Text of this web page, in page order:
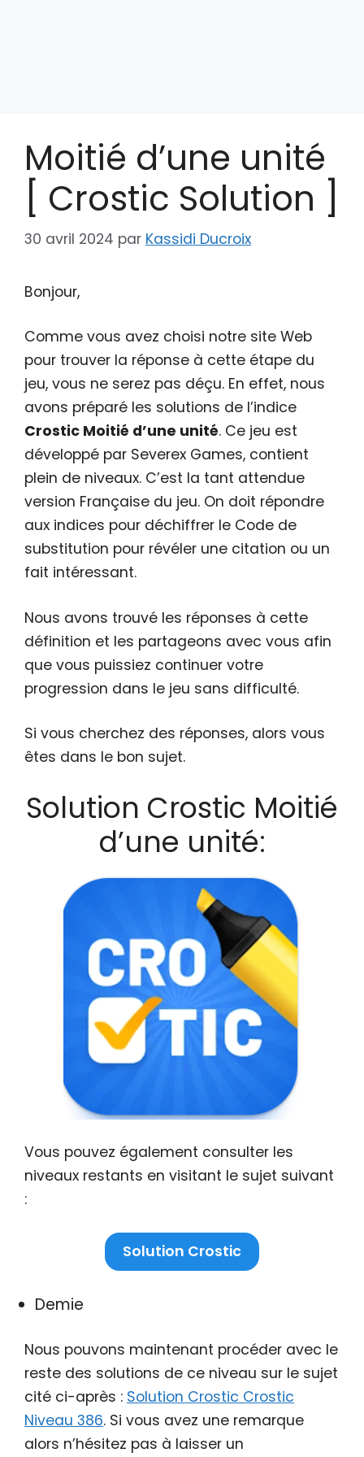
Moitié d’une unité
[ Crostic Solution ]
30 avril 2024 par Kassidi Ducroix
Bonjour,
Comme vous avez choisi notre site Web
pour trouver la réponse à cette étape du
jeu, vous ne serez pas déçu. En effet, nous
avons préparé les solutions de l’indice
Crostic Moitié d’une unité. Ce jeu est
développé par Severex Games, contient
plein de niveaux. C’est la tant attendue
version Française du jeu. On doit répondre
aux indices pour déchiffrer le Code de
substitution pour révéler une citation ou un
fait intéressant.
Nous avons trouvé les réponses à cette
définition et les partageons avec vous afin
que vous puissiez continuer votre
progression dans le jeu sans difficulté.
Si vous cherchez des réponses, alors vous
êtes dans le bon sujet.
Solution Crostic Moitié
d’une unité:
Vous pouvez également consulter les
niveaux restants en visitant le sujet suivant
:
Solution Crostic
Demie
Nous pouvons maintenant procéder avec le
reste des solutions de ce niveau sur le sujet
cité ci-après : Solution Crostic Crostic
Niveau 386. Si vous avez une remarque
alors n’hésitez pas à laisser un